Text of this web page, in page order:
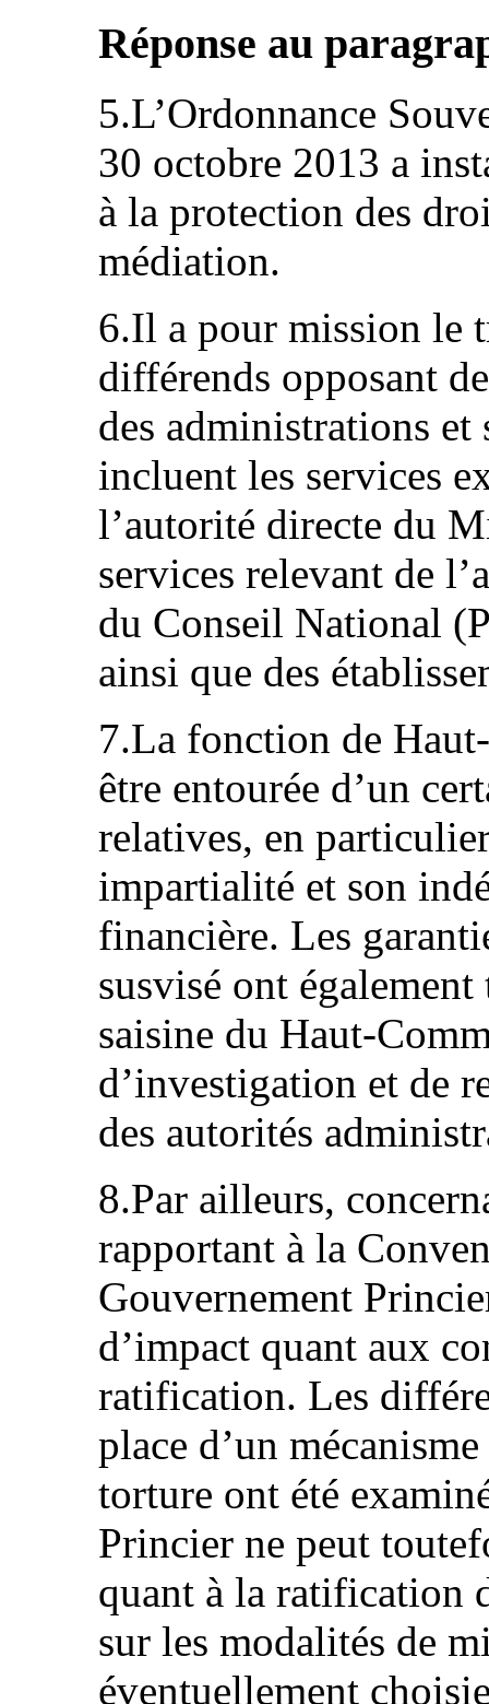
Réponse au
5.L’Ordonnance
30 octobre 2013 a
à la protection des
médiation.
6.Il a pour mission le
différends opposant
des administrations
incluent les services
l’autorité directe du
services relevant de
du Conseil National
ainsi que des
7.La fonction de
être entourée d’un
relatives, en
impartialité et son
financière. Les
susvisé ont
saisine du Haut-
d’investigation et de
des autorités
8.Par ailleurs,
rapportant à la
Gouvernement
d’impact quant aux
ratification. Les
place d’un
torture ont été
Princier ne peut
quant à la ratification
sur les modalités de
éventuellement